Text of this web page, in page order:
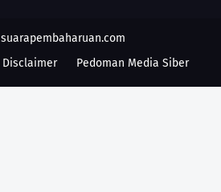
suarapembaharuan.com
Disclaimer Pedoman Media Siber